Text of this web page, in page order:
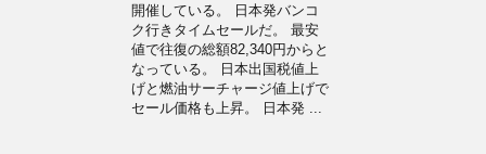
開催している。 日本発バンコ
ク行きタイムセールだ。 最安
値で往復の総額82,340円からと
なっている。 日本出国税値上
げと燃油サーチャージ値上げで
セール価格も上昇。 日本発 ...